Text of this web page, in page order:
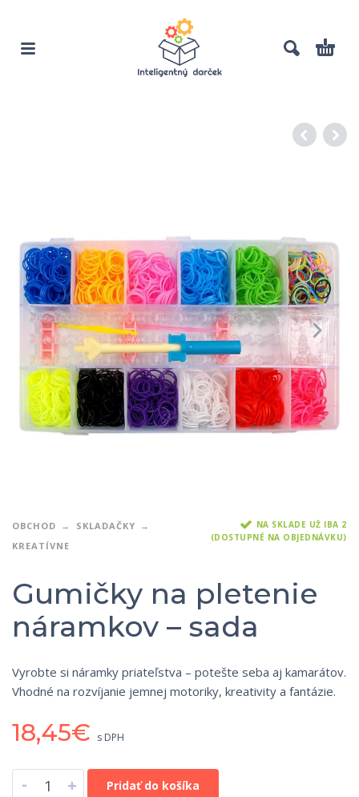
OBCHOD
SKLADAČKY
KREATÍVNE
NA SKLADE UŽ IBA 2
(DOSTUPNÉ NA OBJEDNÁVKU)
Gumičky na pletenie
náramkov – sada
Vyrobte si náramky priateľstva – potešte seba aj kamarátov.
Vhodné na rozvíjanie jemnej motoriky, kreativity a fantázie.
18,45€ s DPH
- + Pridať do košíka